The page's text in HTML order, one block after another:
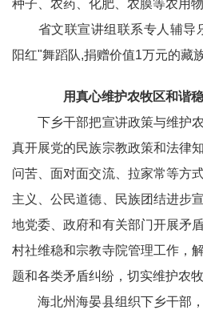
种子、农药、化肥、农膜等农用物
省文联宣讲组联系专人辅导
阳红"舞蹈队,捐赠价值1万元的藏
用真心维护农牧区和谐
下乡干部把宣讲政策与维护农
真开展党的民族宗教政策和法律
问苦、面对面交流、拉家常等方
主义、公民道德、民族团结进步
地党委、政府和有关部门开展矛
村社维稳和宗教寺院管理工作，
题和各类矛盾纠纷，切实维护农牧
海北州海晏县组织下乡干部，